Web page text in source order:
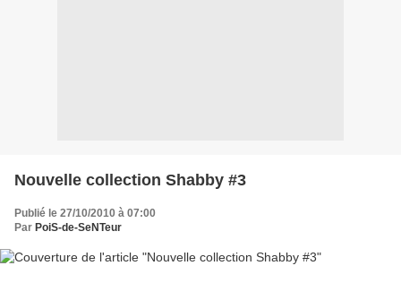
Nouvelle collection Shabby #3
Publié le 27/10/2010 à 07:00
Par PoiS-de-SeNTeur